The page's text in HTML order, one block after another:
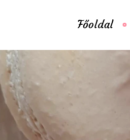
Főoldal